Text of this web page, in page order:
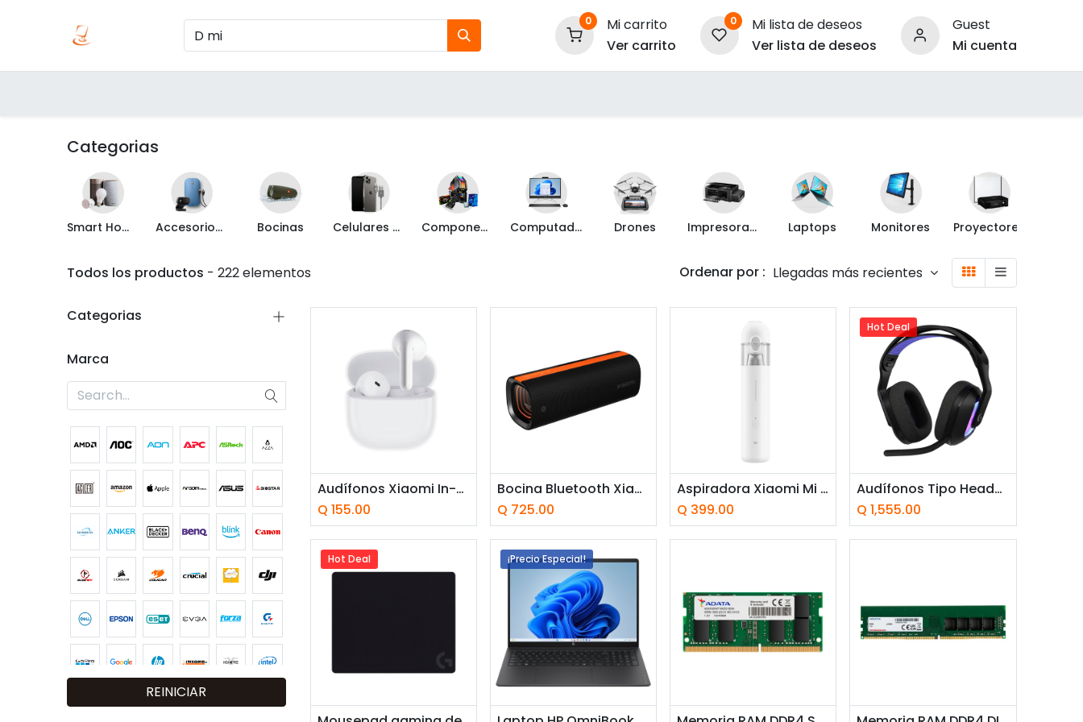
0
Mi carrito
Ver carrito
0
Mi lista de deseos
Ver lista de deseos
Guest
Mi cuenta
Categorias
Smart Home Accesorios de Computo Bocinas Celulares y Mas Componentes de PC Computadoras Drones Impresoras y Escáner Laptops Monitores Proyectores
Todos los productos - 222 elementos Ordenar por : Llegadas más recientes
Categorias
Marca
REINICIAR
Añadir a la cestaAudífonos Xiaomi In-Ear Redmi Buds 8 Active Blanco
Q 155.00
Añadir a la cestaBocina Bluetooth Xiaomi Sound Party NS7-GL 50W Negro
Q 725.00
Añadir a la cesta Aspiradora Xiaomi Mi Vacuum Cleaner Mini Blanco
Q 399.00
Hot Deal
Añadir a la cestaAudífonos Tipo Headset G522 Inalámbrico con Micrófono Negro
Q1,555.00
Hot Deal ¡Precio Especial!